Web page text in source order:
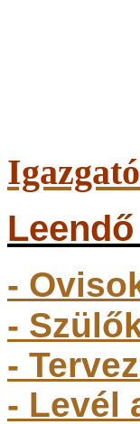
-
-
-
- Levél